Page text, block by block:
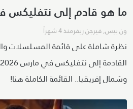
ما هو قادم إلى نتفليكس في
ون بيس,فيرجن ريفرمنذ 4 شهراً
نظرة شاملة على قائمة المسلسلات
وشمال إفريقيا.. القائمة الكاملة هنا!